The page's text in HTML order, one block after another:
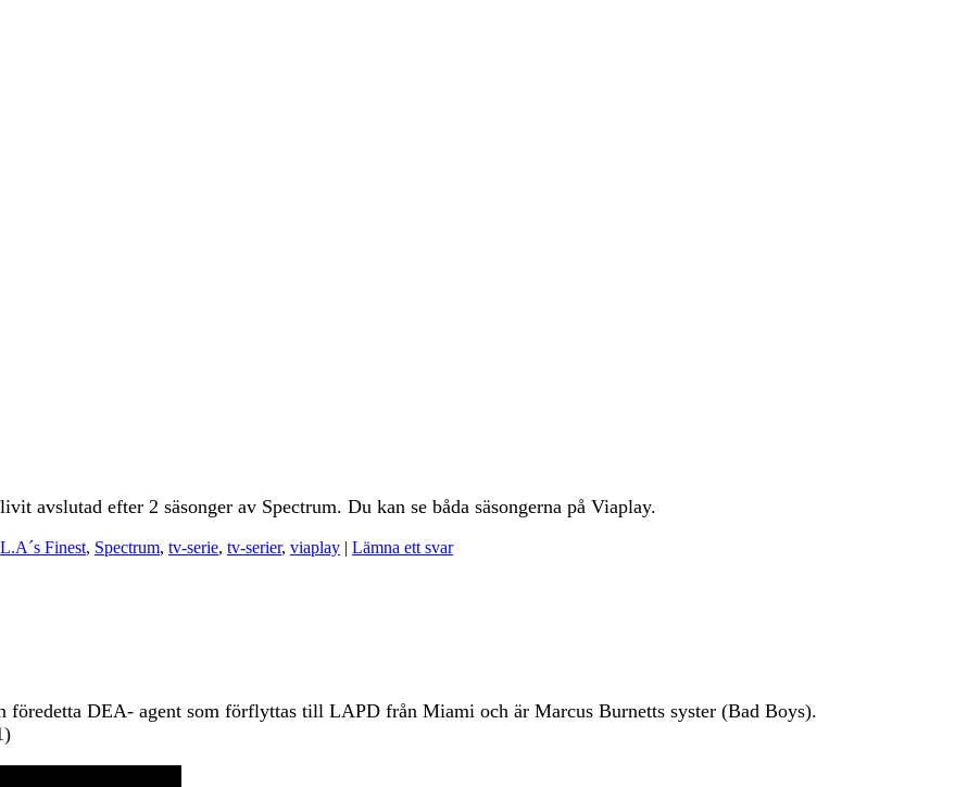
avslutad efter 2 säsonger av Spectrum. Du kan se båda säsongerna på Viaplay.
L.A´s Finest, Spectrum, tv-serie, tv-serier, viaplay | Lämna ett svar
föredetta DEA- agent som förflyttas till LAPD från Miami och är Marcus Burnetts syster (Bad Boys).